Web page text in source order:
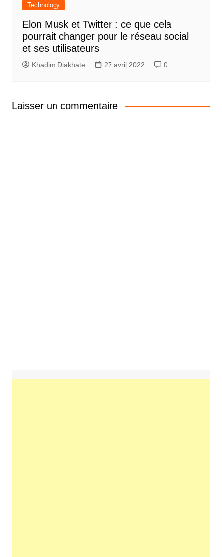
Technology
Elon Musk et Twitter : ce que cela
pourrait changer pour le réseau social
et ses utilisateurs
Khadim Diakhate 27 avril 2022 0
Laisser un commentaire